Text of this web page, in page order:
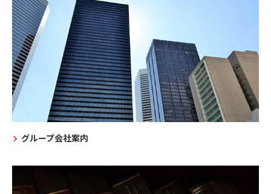
グループ会社案内